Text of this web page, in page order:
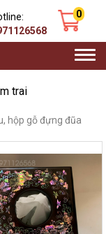
0
trai
hộp gỗ đựng đũa